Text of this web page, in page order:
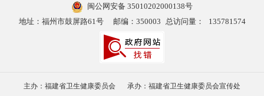
闽公网安备 35010202000138号
地址：福州市鼓屏路61号
邮编：350003 总访问量： 135781574
主办：福建省卫生健康委员会 承办：福建省卫生健康委员会宣传处